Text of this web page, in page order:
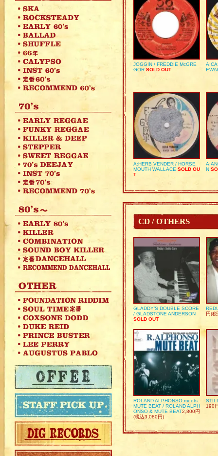
JOGGIN / FREDDIE McGRE
GOR SOLD OUT
A:HERB VENDER / HORSE
MOUTH WALLACE SOLD OU
T
N
CD / OTHERS
GLADDY’S DOUBLE SCORE
/ GLADSTONE ANDERSON
SOLD OUT
円(
ROLAND ALPHONSO meets
MUTE BEAT / ROLAND ALPH
ONSO & MUTE BEAT2,800円
(税込3,080円)
190